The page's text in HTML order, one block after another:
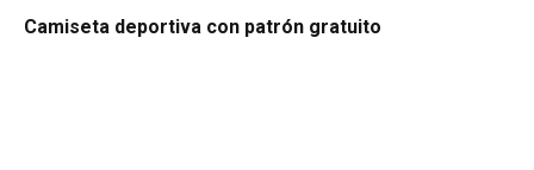
Camiseta deportiva con patrón gratuito